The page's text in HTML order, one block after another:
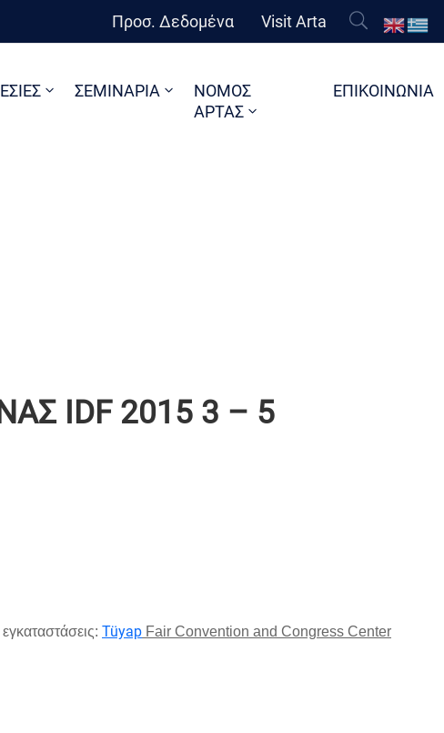
Προσ. Δεδομένα Visit Arta
ΣΕΜΙΝΑΡΙΑ
ΝΟΜΟΣ
ΑΡΤΑΣ
ΕΠΙΚΟΙΝΩΝΙΑ
IDF 2015 3 – 5
εγκαταστάσεις: Tüyap Fair Convention and Congress Center